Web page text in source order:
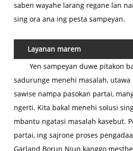
saben wayahe larang regane lan
sing ora ana ing pesta sampeyan.
Layanan marem
Yen sampeyan duwe pitakon
sadurunge menehi masalah,
sawise nampa pasokan partai,
ngerti. Kita bakal menehi solusi
mbantu ngatasi masalah kasebut.
partai, ing sajrone proses
Garland Borun Niun kanggo